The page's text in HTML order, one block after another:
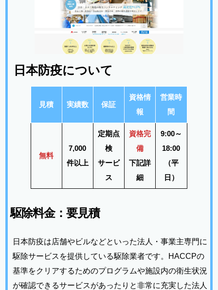
日本防疫について
見積 実績数 保証
資格情
報
営業時
間
無料
7,000
件以上
定期点
検
サービ
ス
資格完
備
下記詳
細
9:00～
18:00
（平
日）
駆除料金：要見積
日本防疫は店舗やビルなどといった法人・事業主専門に
駆除サービスを提供している駆除業者です。HACCPの
基準をクリアするためのプログラムや施設内の衛生状況
が確認できるサービスがあったりと非常に充実した法人